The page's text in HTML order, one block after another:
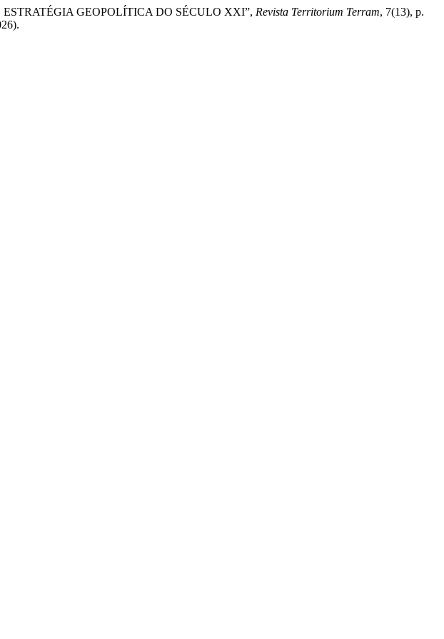
ESTRATÉGIA GEOPOLÍTICA DO SÉCULO XXI”, Revista Territorium Terram, 7(13), p.